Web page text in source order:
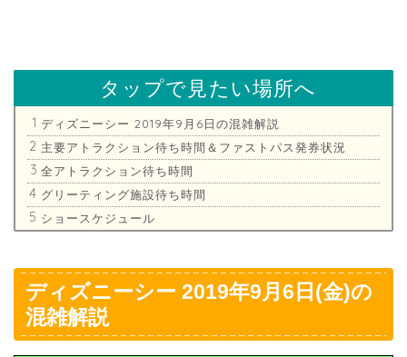
タップで見たい場所へ
ディズニーシー 2019年9月6日の混雑解説
主要アトラクション待ち時間＆ファストパス発券状況
全アトラクション待ち時間
グリーティング施設待ち時間
ショースケジュール
ディズニーシー 2019年9月6日(金)の
混雑解説